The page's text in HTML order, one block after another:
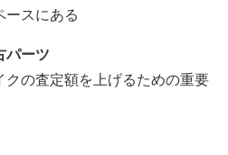
ースにある
パーツ
の査定額を上げるための重要